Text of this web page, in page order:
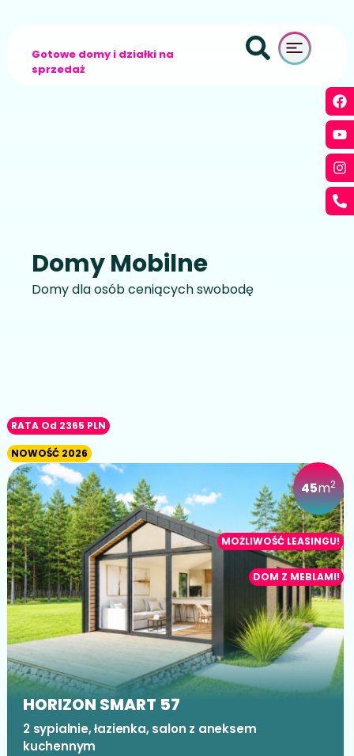
Gotowe domy i działki na
sprzedaż
Domy Mobilne
Domy dla osób ceniących swobodę
RATA Od 2365 PLN
NOWOŚĆ 2026
45m2
MOŻLIWOŚĆ LEASINGU!
DOM Z MEBLAMI!
HORIZON SMART 57
2 sypialnie, łazienka, salon z aneksem
kuchennym